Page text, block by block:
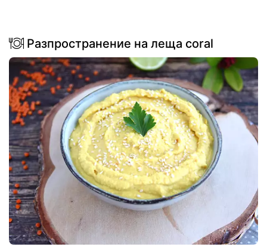
Разпространение на леща coral